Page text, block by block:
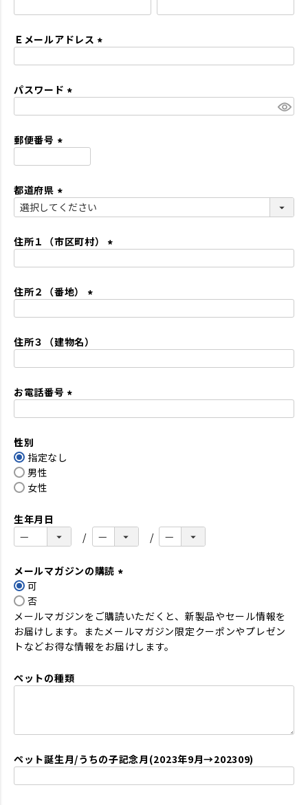
須
Ｅメールアドレス
パスワード
郵便番号
須
)
都道府県
(
須
住所１（市区町村）
住所２（番地）
須
住所３（建物名）
お電話番号
性別
指定なし
男性
女性
生年月日
メールマガジンの購読
須
)
可
否
メールマガジンをご購読いただくと、新製品やセール情報を
お届けします。またメールマガジン限定クーポンやプレゼン
トなどお得な情報をお届けします。
ペットの種類
ペット誕生月/うちの子記念月(2023年9月→202309)